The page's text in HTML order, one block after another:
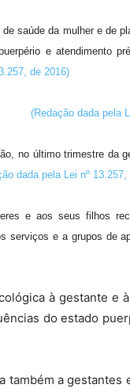
saúde da mulher e de
e atendimento
de 2016)
(Redação dada pela
no último trimestre da
dada pela Lei nº 13.257,
e aos seus filhos
serviços e a grupos de
à gestante e
do estado
a gestantes